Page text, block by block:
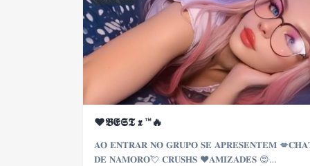
Vídeos
❤️𝕭𝕰𝕾𝕿 𝖝 ™🔥
𝐀𝐎 𝐄𝐍𝐓𝐑𝐀𝐑 𝐍𝐎 𝐆𝐑𝐔𝐏𝐎 𝐒𝐄 𝐀𝐏𝐑𝐄𝐒𝐄𝐍𝐓𝐄𝐌
𝐃𝐄 𝐍𝐀𝐌𝐎𝐑𝐎💘 𝐂𝐑𝐔𝐒𝐇𝐒 ❤️𝐀𝐌𝐈𝐙𝐀𝐃𝐄𝐒 😍